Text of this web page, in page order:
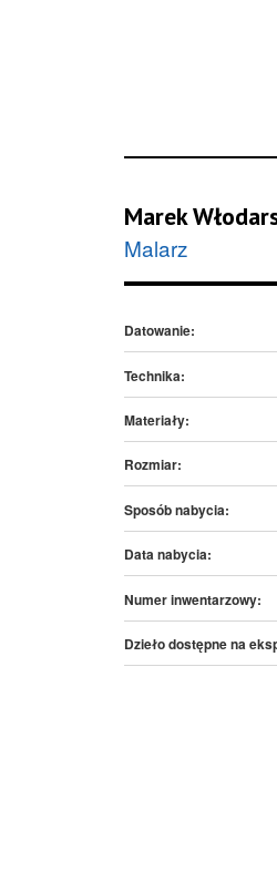
Marek
Malarz
Datowanie:
Technika:
Materiały:
Rozmiar:
Sposób nabycia:
Data nabycia:
Numer inwentarzowy:
Dzieło dostępne na